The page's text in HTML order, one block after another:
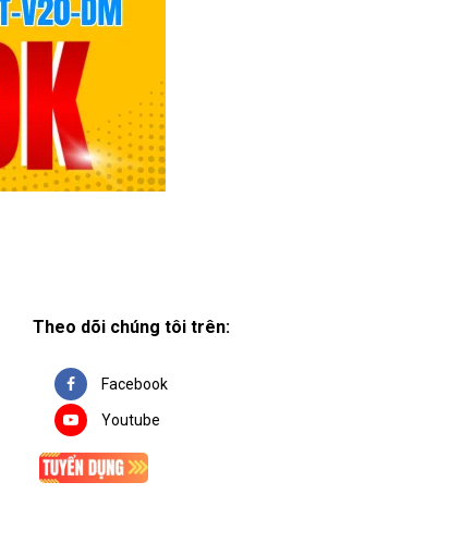
Theo dõi chúng tôi trên:
Facebook
Youtube